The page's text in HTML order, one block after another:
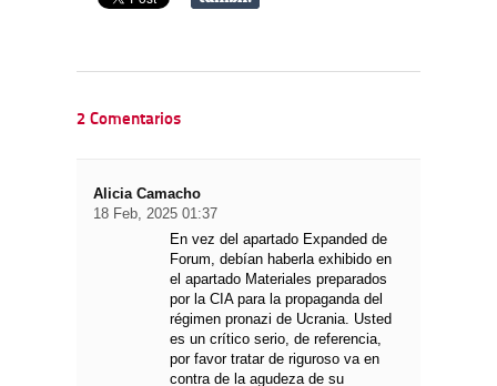
2 Comentarios
Alicia Camacho
18 Feb, 2025 01:37
En vez del apartado Expanded de
Forum, debían haberla exhibido en
el apartado Materiales preparados
por la CIA para la propaganda del
régimen pronazi de Ucrania. Usted
es un crítico serio, de referencia,
por favor tratar de riguroso va en
contra de la agudeza de su